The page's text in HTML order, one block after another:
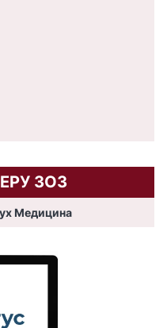
ЗОЗ
Медицина